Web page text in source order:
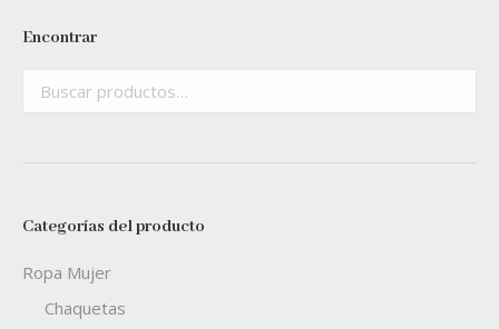
Encontrar
Categorías del producto
Ropa Mujer
Chaquetas